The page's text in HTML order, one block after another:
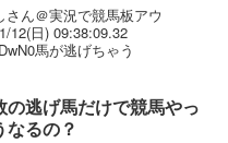
さん＠実況で競馬板アウ
12(日) 09:38:09.32
馬が逃げちゃう
の逃げ馬だけで競馬やっ
なるの？